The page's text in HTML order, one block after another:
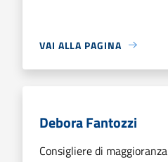
VAI ALLA PAGINA
Debora Fantozzi
Consigliere di maggioranza